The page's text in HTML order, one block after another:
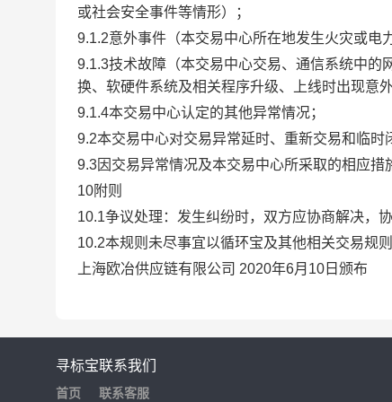
或社会安全事件等情形）；
9.1.2意外事件（本交易中心所在地发生火灾或电
9.1.3技术故障（本交易中心交易、通信系统中
换、软硬件系统及相关程序升级、上线时出现意
9.1.4本交易中心认定的其他异常情况；
9.2本交易中心对交易异常延时、重新交易和临时
9.3因交易异常情况及本交易中心所采取的相应措
10附则
10.1争议处理：发生纠纷时，双方应协商解决，
10.2本规则未尽事宜以循环宝及其他相关交易规则
上海欧冶供应链有限公司 2020年6月10日颁布
寻标宝
首页
联系我们
联系客服